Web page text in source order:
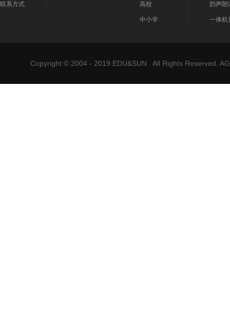
联系方式 高校
中小学
韵声朗
一体机
Copyright © 2004 - 2019 EDU&SUN . All Rights Reserved.